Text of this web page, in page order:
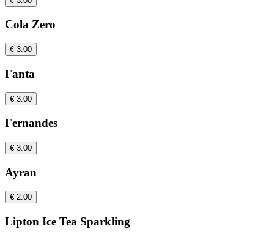
Cola Zero
€ 3.00
Fanta
€ 3.00
Fernandes
€ 3.00
Ayran
€ 2.00
Lipton Ice Tea Sparkling